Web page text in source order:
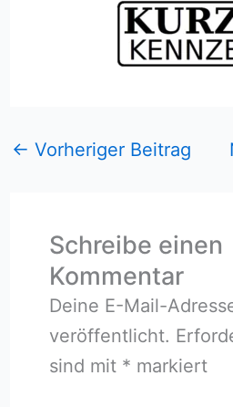
← Vorheriger Beitrag
Schreibe einen
Kommentar
Deine E-Mail-
veröffentlicht.
sind mit * markiert